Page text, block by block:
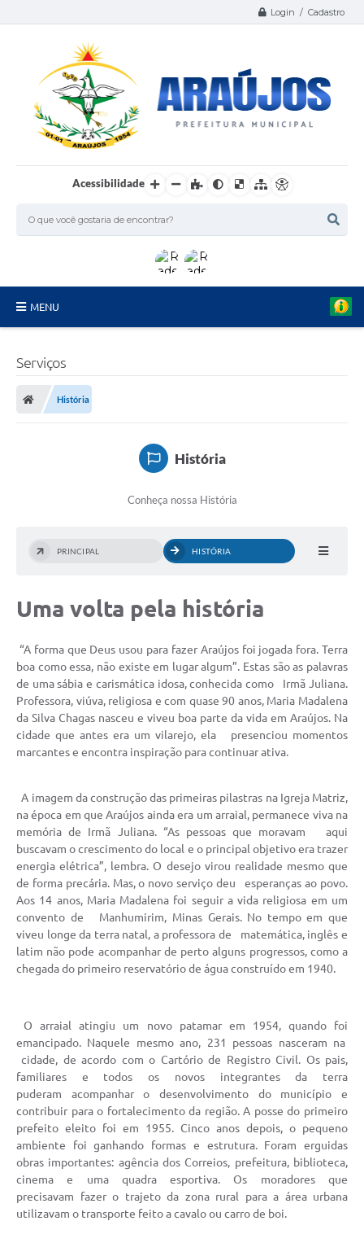
Login / Cadastro
Acessibilidade
MENU
Lei Aldir Blanc 2026
Patrimônio Cultural
E-SIC
Licenças Concedidas
DOC Licenciamento Ambiental
Notícias
Concursos e Processos Seletivos
Diário Oficial
Acesso a Informação (Transparência)
Guia de Serviços
Lei Aldir Blanc
Arquivos de Transparência
Modelos
Órgãos Municipais
Fala Cidadão
Nota Fiscal Eletrônica - NFSE
A Prefeitura
SIC
Serviços
História
História
Conheça nossa História
PRINCIPAL HISTÓRIA
Uma volta pela história
“A forma que Deus usou para fazer Araújos foi jogada fora. Terra
boa como essa, não existe em lugar algum”. Estas são as palavras
de uma sábia e carismática idosa, conhecida como Irmã Juliana.
Professora, viúva, religiosa e com quase 90 anos, Maria Madalena
da Silva Chagas nasceu e viveu boa parte da vida em Araújos. Na
cidade que antes era um vilarejo, ela presenciou momentos
marcantes e encontra inspiração para continuar ativa.
A imagem da construção das primeiras pilastras na Igreja Matriz,
na época em que Araújos ainda era um arraial, permanece viva na
memória de Irmã Juliana. “As pessoas que moravam aqui
buscavam o crescimento do local e o principal objetivo era trazer
energia elétrica”, lembra. O desejo virou realidade mesmo que
de forma precária. Mas, o novo serviço deu esperanças ao povo.
Aos 14 anos, Maria Madalena foi seguir a vida religiosa em um
convento de Manhumirim, Minas Gerais. No tempo em que
viveu longe da terra natal, a professora de matemática, inglês e
latim não pode acompanhar de perto alguns progressos, como a
chegada do primeiro reservatório de água construído em 1940.
O arraial atingiu um novo patamar em 1954, quando foi
emancipado. Naquele mesmo ano, 231 pessoas nasceram na
cidade, de acordo com o Cartório de Registro Civil. Os pais,
familiares e todos os novos integrantes da terra
puderam acompanhar o desenvolvimento do município e
contribuir para o fortalecimento da região. A posse do primeiro
prefeito eleito foi em 1955. Cinco anos depois, o pequeno
ambiente foi ganhando formas e estrutura. Foram erguidas
obras importantes: agência dos Correios, prefeitura, biblioteca,
cinema e uma quadra esportiva. Os moradores que
precisavam fazer o trajeto da zona rural para a área urbana
utilizavam o transporte feito a cavalo ou carro de boi.